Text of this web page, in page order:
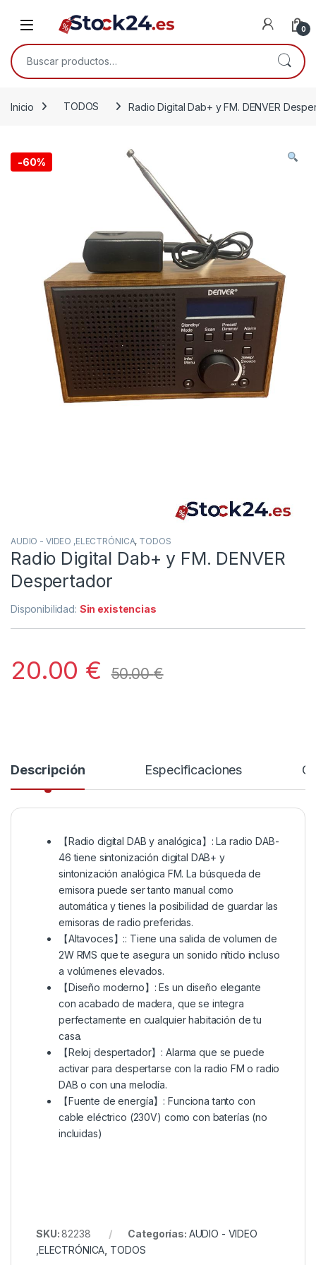
Open 0
Buscar por:
Inicio TODOS Radio Digital Dab+ y FM. DENVER
-60%
AUDIO - VIDEO ,ELECTRÓNICA, TODOS
Radio Digital Dab+ y FM. DENVER
Despertador
Disponibilidad: Sin existencias
20.00 € 50.00€
Descripción Especificaciones
【Radio digital DAB y analógica】: La radio DAB-
46 tiene sintonización digital DAB+ y
sintonización analógica FM. La búsqueda de
emisora puede ser tanto manual como
automática y tienes la posibilidad de guardar las
emisoras de radio preferidas.
【Altavoces】:: Tiene una salida de volumen de
2W RMS que te asegura un sonido nítido incluso
a volúmenes elevados.
【Diseño moderno】: Es un diseño elegante
con acabado de madera, que se integra
perfectamente en cualquier habitación de tu
casa.
【Reloj despertador】: Alarma que se puede
activar para despertarse con la radio FM o radio
DAB o con una melodía.
【Fuente de energía】: Funciona tanto con
cable eléctrico (230V) como con baterías (no
incluidas)
SKU:82238 Categorías: AUDIO - VIDEO
,ELECTRÓNICA, TODOS